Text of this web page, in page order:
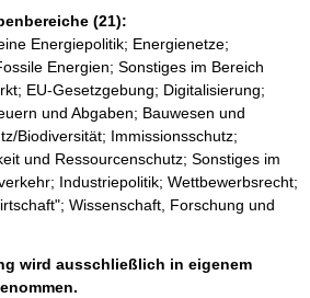
(21):
Energiepolitik; Energienetze;
Energien; Sonstiges im Bereich
EU-Gesetzgebung; Digitalisierung;
und Abgaben; Bauwesen und
Biodiversität; Immissionsschutz;
und Ressourcenschutz; Sonstiges im
Industriepolitik; Wettbewerbsrecht;
Wissenschaft, Forschung und
wird ausschließlich in eigenem